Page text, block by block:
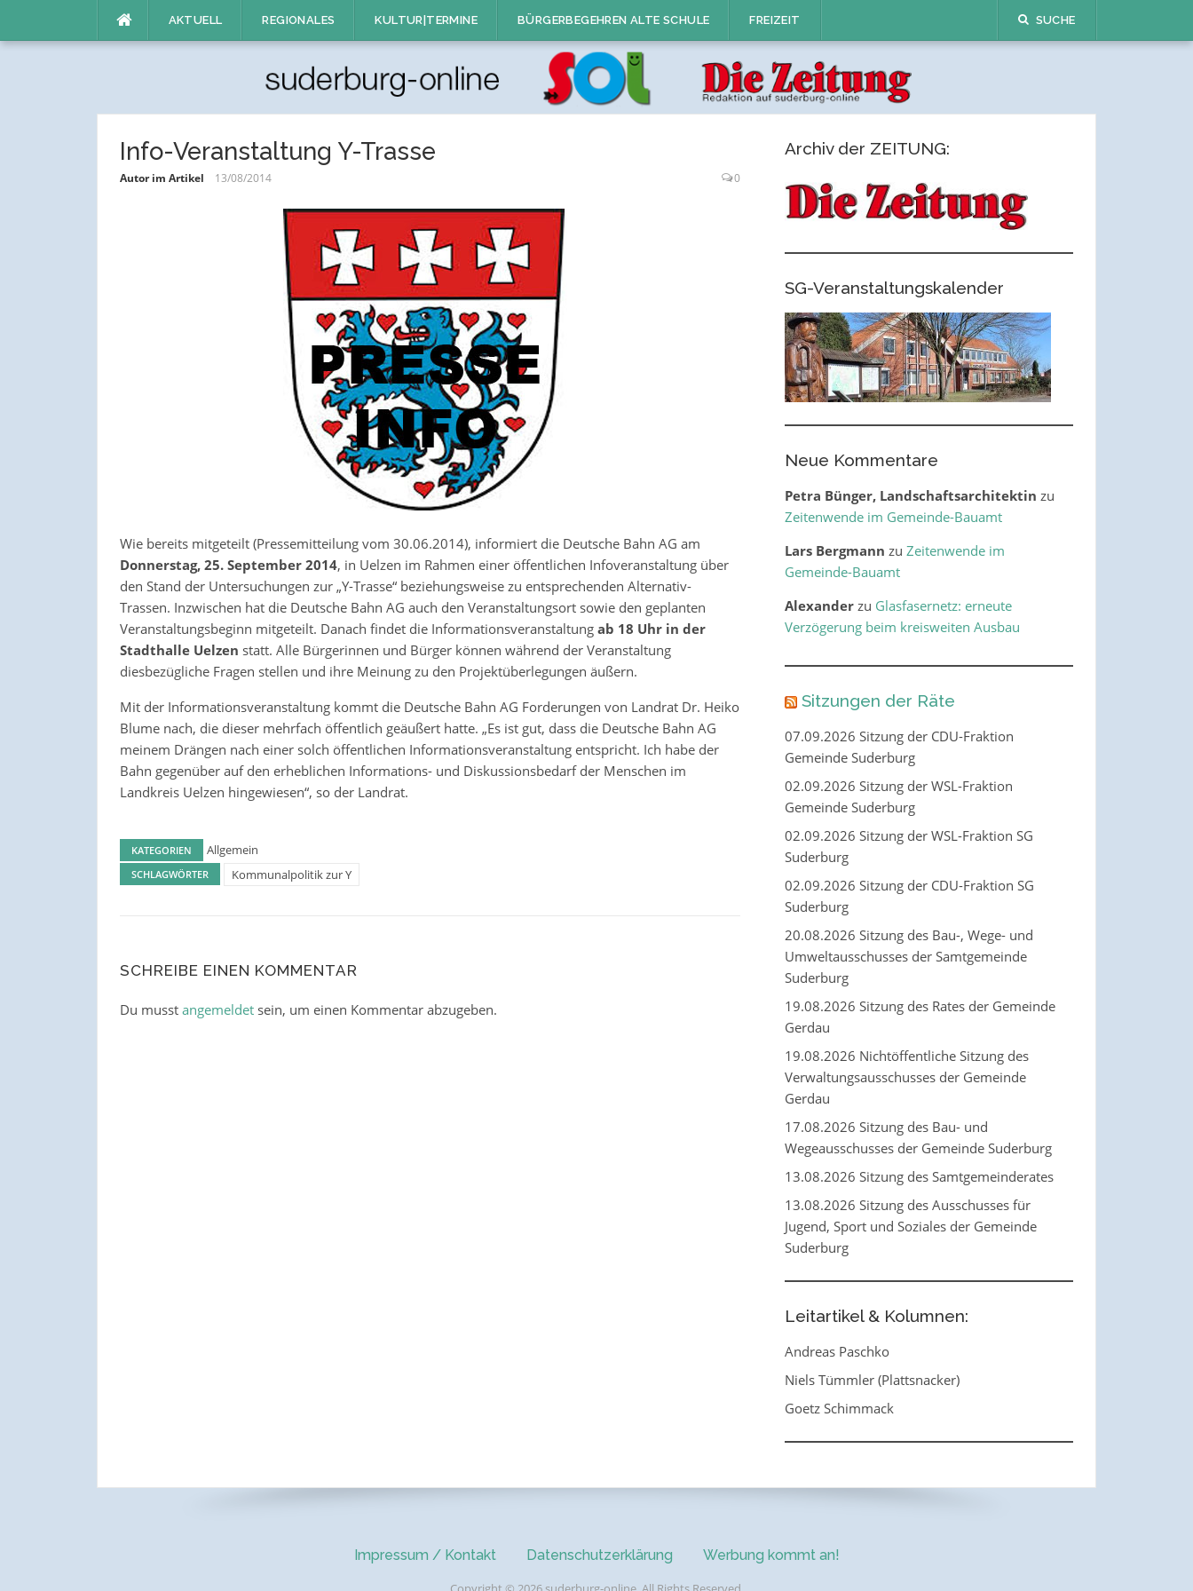
AKTUELL REGIONALES KULTUR|TERMINE BÜRGERBEGEHREN ALTE SCHULE FREIZEIT SUCHE
Info-Veranstaltung Y-Trasse
Autor im Artikel 13/08/2014 0
Wie bereits mitgeteilt (Pressemitteilung vom 30.06.2014), informiert die Deutsche Bahn AG am
Donnerstag, 25. September 2014, in Uelzen im Rahmen einer öffentlichen Infoveranstaltung über
den Stand der Untersuchungen zur „Y-Trasse“ beziehungsweise zu entsprechenden Alternativ-
Trassen. Inzwischen hat die Deutsche Bahn AG auch den Veranstaltungsort sowie den geplanten
Veranstaltungsbeginn mitgeteilt. Danach findet die Informationsveranstaltung ab 18 Uhr in der
Stadthalle Uelzen statt. Alle Bürgerinnen und Bürger können während der Veranstaltung
diesbezügliche Fragen stellen und ihre Meinung zu den Projektüberlegungen äußern.
Mit der Informationsveranstaltung kommt die Deutsche Bahn AG Forderungen von Landrat Dr. Heiko
Blume nach, die dieser mehrfach öffentlich geäußert hatte. „Es ist gut, dass die Deutsche Bahn AG
meinem Drängen nach einer solch öffentlichen Informationsveranstaltung entspricht. Ich habe der
Bahn gegenüber auf den erheblichen Informations- und Diskussionsbedarf der Menschen im
Landkreis Uelzen hingewiesen“, so der Landrat.
KATEGORIEN Allgemein
SCHLAGWÖRTER Kommunalpolitik zur Y
SCHREIBE EINEN KOMMENTAR
Du musst angemeldetsein, um einen Kommentar abzugeben.
Archiv der ZEITUNG:
SG-Veranstaltungskalender
Neue Kommentare
Petra Bünger, Landschaftsarchitektin zu
Zeitenwende im Gemeinde-Bauamt
Lars Bergmann zu Zeitenwende im
Gemeinde-Bauamt
Alexanderzu Glasfasernetz: erneute
Verzögerung beim kreisweiten Ausbau
Sitzungen der Räte
07.09.2026 Sitzung der CDU-Fraktion
Gemeinde Suderburg
02.09.2026 Sitzung der WSL-Fraktion
Gemeinde Suderburg
02.09.2026 Sitzung der WSL-Fraktion SG
Suderburg
02.09.2026 Sitzung der CDU-Fraktion SG
Suderburg
20.08.2026 Sitzung des Bau-, Wege- und
Umweltausschusses der Samtgemeinde
Suderburg
19.08.2026 Sitzung des Rates der Gemeinde
Gerdau
19.08.2026 Nichtöffentliche Sitzung des
Verwaltungsausschusses der Gemeinde
Gerdau
17.08.2026 Sitzung des Bau- und
Wegeausschusses der Gemeinde Suderburg
13.08.2026 Sitzung des Samtgemeinderates
13.08.2026 Sitzung des Ausschusses für
Jugend, Sport und Soziales der Gemeinde
Suderburg
Leitartikel & Kolumnen:
Andreas Paschko
Niels Tümmler (Plattsnacker)
Goetz Schimmack
Impressum / Kontakt Datenschutzerklärung Werbung kommt an!